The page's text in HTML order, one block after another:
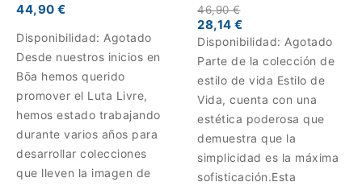
44,90 €
Disponibilidad: Agotado
Desde nuestros inicios en
Bōa hemos querido
promover el Luta Livre,
hemos estado trabajando
durante varios años para
desarrollar colecciones
que lleven la imagen de
46,90 €
28,14 €
Disponibilidad: Agotado
Parte de la colección de
estilo de vida Estilo de
Vida, cuenta con una
estética poderosa que
demuestra que la
simplicidad es la máxima
sofisticación.Esta